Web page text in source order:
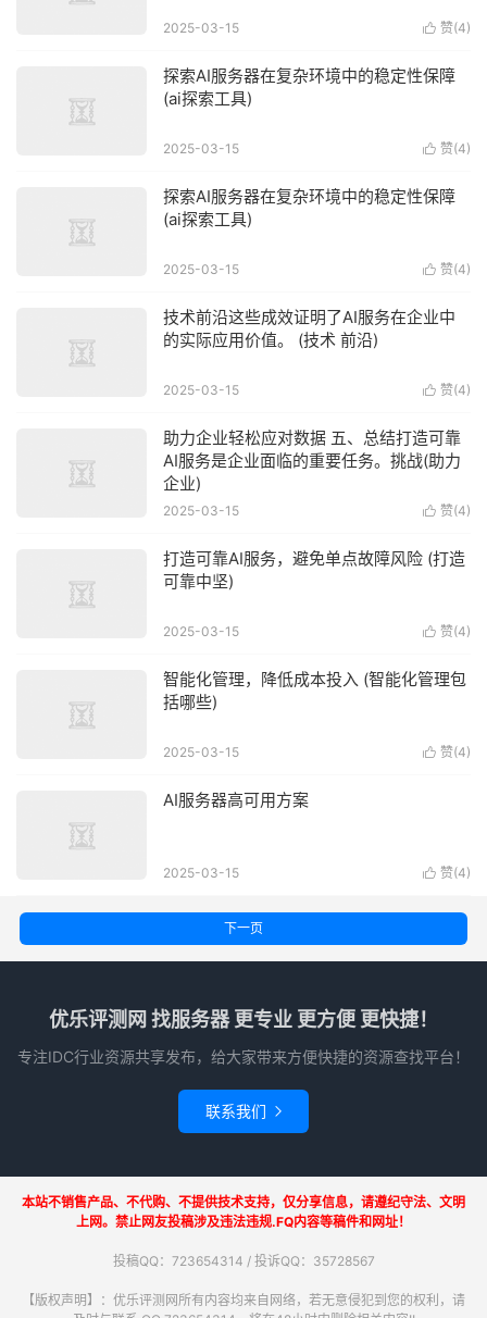
 赞(4)
2025-03-15
探索AI服务器在复杂环境中的稳定性保障
(ai探索工具)
 赞(4)
2025-03-15
探索AI服务器在复杂环境中的稳定性保障
(ai探索工具)
 赞(4)
2025-03-15
技术前沿这些成效证明了AI服务在企业中
的实际应用价值。 (技术 前沿)
 赞(4)
2025-03-15
助力企业轻松应对数据 五、总结打造可靠
AI服务是企业面临的重要任务。挑战(助力
企业)
 赞(4)
2025-03-15
打造可靠AI服务，避免单点故障风险 (打造
可靠中坚)
 赞(4)
2025-03-15
智能化管理，降低成本投入 (智能化管理包
括哪些)
 赞(4)
2025-03-15
AI服务器高可用方案
 赞(4)
2025-03-15
下一页
优乐评测网 找服务器 更专业 更方便 更快捷！
专注IDC行业资源共享发布，给大家带来方便快捷的资源查找平台！
联系我们 
本站不销售产品、不代购、不提供技术支持，仅分享信息，请遵纪守法、文明
上网。禁止网友投稿涉及违法违规.FQ内容等稿件和网址！
投稿QQ：723654314 / 投诉QQ：35728567
【版权声明】：优乐评测网所有内容均来自网络，若无意侵犯到您的权利，请